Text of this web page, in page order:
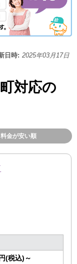
日時: 2025年03月17日
対応の
料金が安い順
円(税込)～